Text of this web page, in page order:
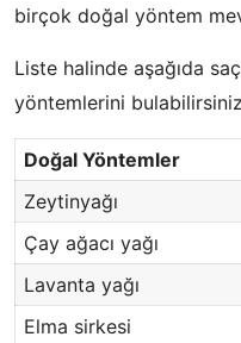
birçok doğal yöntem
Liste halinde aşağıda
yöntemlerini
Doğal Yöntemler
Zeytinyağı
Çay ağacı yağı
Lavanta yağı
Elma sirkesi